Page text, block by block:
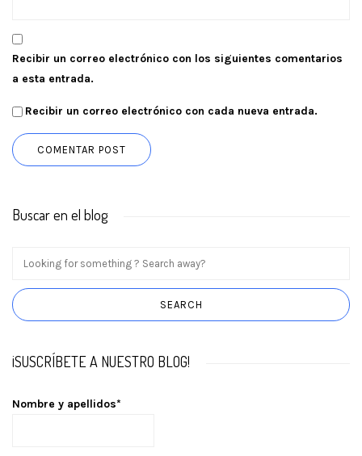
Recibir un correo electrónico con los siguientes comentarios
a esta entrada.
Recibir un correo electrónico con cada nueva entrada.
Buscar en el blog
¡SUSCRÍBETE A NUESTRO BLOG!
Nombre y apellidos*